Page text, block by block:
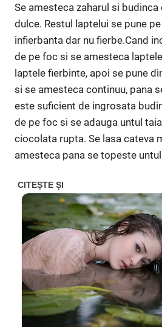
Se amesteca zaharul si
dulce. Restul laptelui se pune
infierbanta dar nu fierbe.Cand
de pe foc si se amesteca
laptele fierbinte, apoi se pune
si se amesteca continuu, pana
este suficient de ingrosata
de pe foc si se adauga untul
ciocolata rupta. Se lasa cateva
amesteca pana se topeste